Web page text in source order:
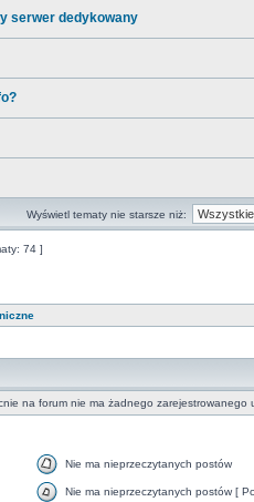
serwer dedykowany
Wyświetl tematy nie starsze niż:
74 ]
na forum nie ma żadnego zarejestrowanego
Nie ma nieprzeczytanych postów
Nie ma nieprzeczytanych postów [